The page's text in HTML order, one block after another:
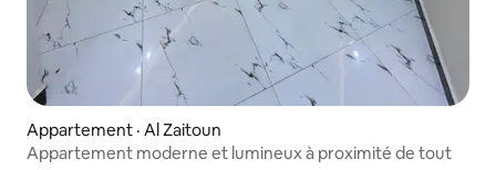
Appartement · Al Zaitoun
Appartement moderne et lumineux à proximité de tout